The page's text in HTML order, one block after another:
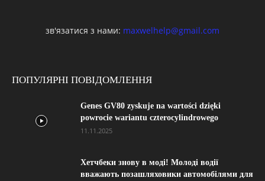
зв'язатися з нами: maxwelhelp@gmail.com
ПОПУЛЯРНІ ПОВІДОМЛЕННЯ
Genes GV80 zyskuje na wartości dzięki
powrocie wariantu czterocylindrowego
11.11.2025
Хетчбеки знову в моді! Молоді водії
вважають позашляховики автомобілями для